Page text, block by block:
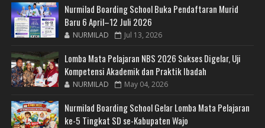
Nurmilad Boarding School Buka Pendaftaran Murid
Baru 6 April–12 Juli 2026
NURMILAD Jul 13, 2026
Lomba Mata Pelajaran NBS 2026 Sukses Digelar, Uji
Kompetensi Akademik dan Praktik Ibadah
NURMILAD May 04, 2026
Nurmilad Boarding School Gelar Lomba Mata Pelajaran
ke-5 Tingkat SD se-Kabupaten Wajo